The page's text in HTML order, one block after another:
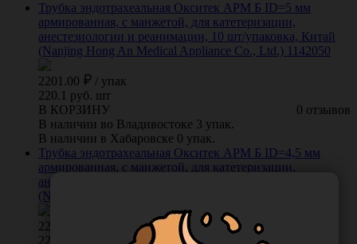
Трубка эндотрахеальная Окситек АРМ Б ID=5 мм
армированная, с манжетой, для катетеризации,
анестезиологии и реанимации, 10 шт/упаковка, Китай
(Nanjing Hong An Medical Appliance Co., Ltd.) 1142050
2201.00 / упак
220.1 руб. шт
0 отзывов
В КОРЗИНУ
В наличии во Владивостоке 3 упак.
В наличии в Хабаровске 0 упак.
Трубка эндотрахеальная Окситек АРМ Б ID=4,5 мм
армированная, с манжетой, для катетеризации,
анестезиологии и реанимации, 10 шт/упаковка, Китай
(Nanjing Hong An Medical Appliance Co., Ltd.) 1142045
2201.00
220.1 руб. шт